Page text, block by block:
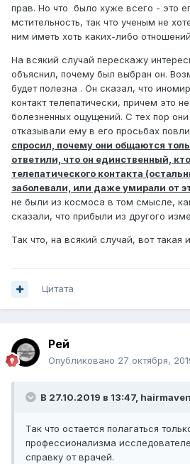
прав. Но что было хуже всего - это
мстительность, так что ученым не
ним иметь хоть каких-либо
На всякий случай перескажу
объяснил, почему был выбран он.
будет полезна . Он сказал, что
контакт телепатически, причем это
болезненных ощущений. С тех пор они
отказывали ему в его просьбах
спросил, почему они общаются
ответили, что он единственный,
телепатического контакта
заболевали, или даже умирали от
не были из космоса в том смысле,
сказали, что прибыли из другого
Так что, на всякий случай, вот такая
Цитата
Рей
Опубликовано 27 октября,
В 27.10.2019 в 13:47, hairmaven
Так что остается полагаться
профессионализма
справку от врачей.